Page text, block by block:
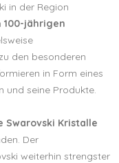
in der Region
100-jährigen
den besonderen
in Form eines
und seine Produkte.
Swarovski Kristalle
Der
weiterhin strengster